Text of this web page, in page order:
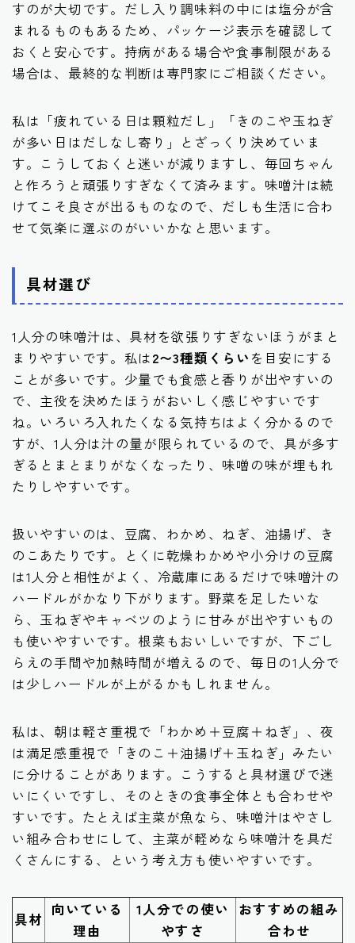
すのが大切です。だし入り調味料の中には塩分が含
まれるものもあるため、パッケージ表示を確認して
おくと安心です。持病がある場合や食事制限がある
場合は、最終的な判断は専門家にご相談ください。
私は「疲れている日は顆粒だし」「きのこや玉ねぎ
が多い日はだしなし寄り」とざっくり決めていま
す。こうしておくと迷いが減りますし、毎回ちゃん
と作ろうと頑張りすぎなくて済みます。味噌汁は続
けてこそ良さが出るものなので、だしも生活に合わ
せて気楽に選ぶのがいいかなと思います。
具材選び
1人分の味噌汁は、具材を欲張りすぎないほうがまと
まりやすいです。私は2〜3種類くらい を目安にする
ことが多いです。少量でも食感と香りが出やすいの
で、主役を決めたほうがおいしく感じやすいです
ね。いろいろ入れたくなる気持ちはよく分かるので
すが、1人分は汁の量が限られているので、具が多す
ぎるとまとまりがなくなったり、味噌の味が埋もれ
たりしやすいです。
扱いやすいのは、豆腐、わかめ、ねぎ、油揚げ、き
のこあたりです。とくに乾燥わかめや小分けの豆腐
は1人分と相性がよく、冷蔵庫にあるだけで味噌汁の
ハードルがかなり下がります。野菜を足したいな
ら、玉ねぎやキャベツのように甘みが出やすいもの
も使いやすいです。根菜もおいしいですが、下ごし
らえの手間や加熱時間が増えるので、毎日の1人分で
は少しハードルが上がるかもしれません。
私は、朝は軽さ重視で「わかめ＋豆腐＋ねぎ」、夜
は満足感重視で「きのこ＋油揚げ＋玉ねぎ」みたい
に分けることがあります。こうすると具材選びで迷
いにくいですし、そのときの食事全体とも合わせや
すいです。たとえば主菜が魚なら、味噌汁はやさし
い組み合わせにして、主菜が軽めなら味噌汁を具だ
くさんにする、という考え方も使いやすいです。
具材
向いている
理由
1人分での使い
やすさ
おすすめの組み
合わせ